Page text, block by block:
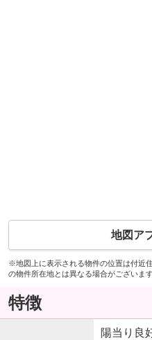
地図ア
※地図上に表示される物件の位置は付近
の物件所在地とは異なる場合がございます
特徴
陽当り良